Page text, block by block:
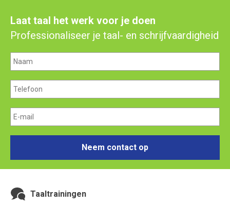
Laat taal het werk voor je doen
Professionaliseer je taal- en schrijfvaardigheid
Neem contact op
Taaltrainingen